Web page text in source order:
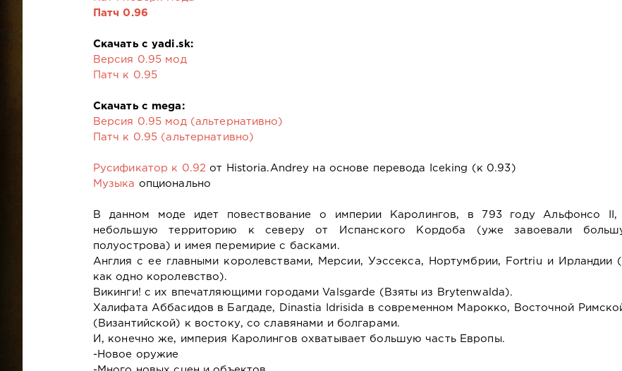
Патч 0.96
Скачать с yadi.sk:
Версия 0.95 мод
Патч к 0.95
Скачать с mega:
Версия 0.95 мод (альтернативно)
Патч к 0.95 (альтернативно)
Русификатор к 0.92 от Historia.Andrey на основе перевода Iceking (к 0.93)
Музыка опционально
В данном моде идет повествование о империи Каролингов, в 793 году Альфонсо II,
небольшую территорию к северу от Испанского Кордоба (уже завоевали
полуострова) и имея перемирие с басками.
Англия с ее главными королевствами, Мерсии, Уэссекса, Нортумбрии, Fortriu и Ирландии
как одно королевство).
Викинги! с их впечатляющими городами Valsgarde (Взяты из Brytenwalda).
Халифата Аббасидов в Багдаде, Dinastia Idrisida в современном Марокко, Восточной
(Византийской) к востоку, со славянами и болгарами.
И, конечно же, империя Каролингов охватывает большую часть Европы.
-Новое оружие